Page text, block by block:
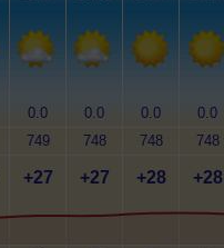
0.0
749
+27
0.0
748
+27
0.0
748
+28
0.0
748
+28